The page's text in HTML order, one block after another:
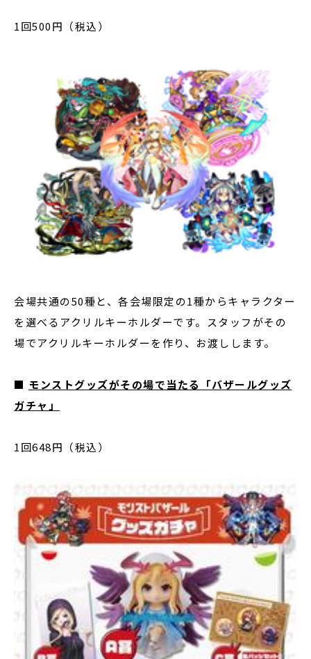
1回500円（税込）
会場共通の50種と、各会場限定の1種からキャラクター
を選べるアクリルキーホルダーです。スタッフがその
場でアクリルキーホルダーを作り、お渡しします。
■ モンストグッズがその場で当たる「バザールグッズ
ガチャ」
1回648円（税込）